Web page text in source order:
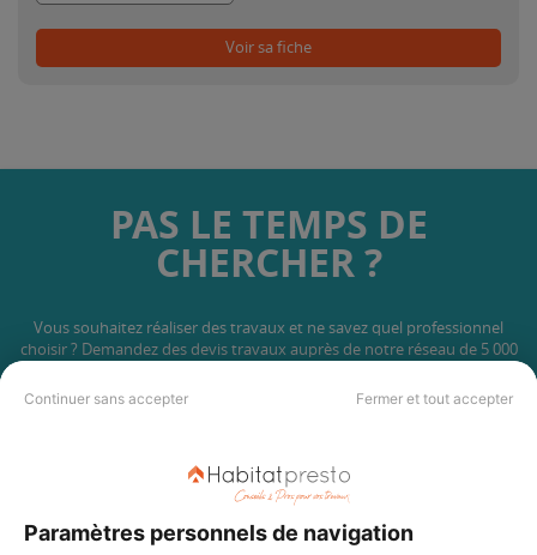
Continuer sans accepter Fermer et tout accepter
Paramètres personnels de navigation
Voir sa fiche
PAS LE TEMPS DE
CHERCHER ?
Vous souhaitez réaliser des travaux et ne savez quel professionnel
choisir ? Demandez des devis travaux auprès de notre réseau de 5 000